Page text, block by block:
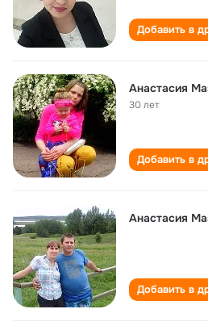
Добавить в
Анастасия
30 лет
Добавить в
Анастасия
Добавить в